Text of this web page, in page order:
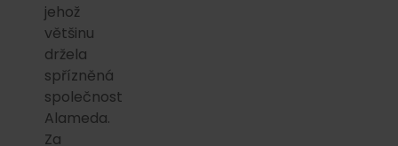
jehož
většinu
držela
spřízněná
společnost
Alameda.
Za